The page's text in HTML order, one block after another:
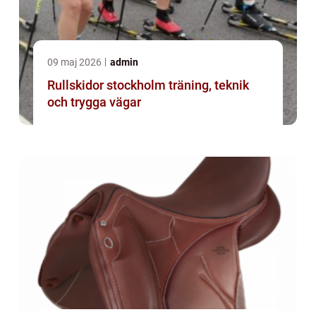
09 maj 2026 admin
Rullskidor stockholm träning, teknik
och trygga vägar